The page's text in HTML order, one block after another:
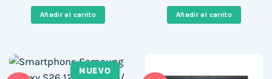
era:
220,73 €.
es:
Añadir al carrito
era:
279,40 €.
es:
Añadir al carrito
NUEVO